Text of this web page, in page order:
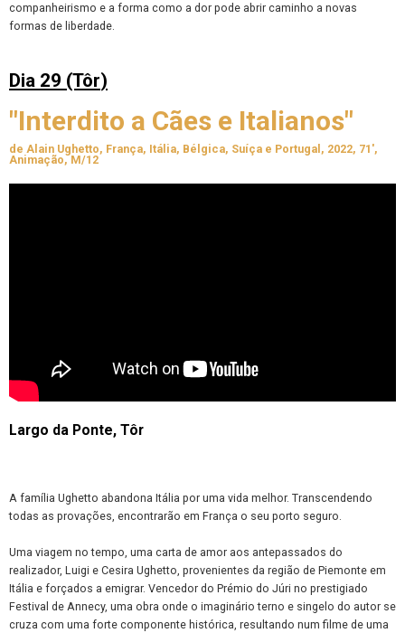
companheirismo e a forma como a dor pode abrir caminho a novas
formas de liberdade.
Dia 29 (Tôr)
"Interdito a Cães e Italianos"
de Alain Ughetto, França, Itália, Bélgica, Suíça e Portugal, 2022, 71',
Animação, M/12
Largo da Ponte, Tôr
A família Ughetto abandona Itália por uma vida melhor. Transcendendo
todas as provações, encontrarão em França o seu porto seguro.
Uma viagem no tempo, uma carta de amor aos antepassados do
realizador, Luigi e Cesira Ughetto, provenientes da região de Piemonte em
Itália e forçados a emigrar. Vencedor do Prémio do Júri no prestigiado
Festival de Annecy, uma obra onde o imaginário terno e singelo do autor se
cruza com uma forte componente histórica, resultando num filme de uma